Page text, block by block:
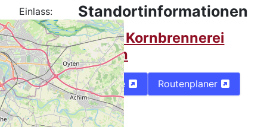
Einlass:
19:00
Uhr
Beginn:
20:00
Uhr
Eintritt:
Standortinformationen
Alte Kornbrennerei
Verden
Karte Routenplaner